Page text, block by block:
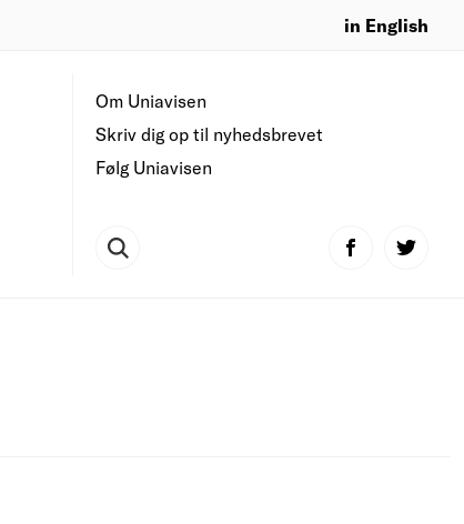
in English
Om Uniavisen
Skriv dig op til nyhedsbrevet
Følg Uniavisen